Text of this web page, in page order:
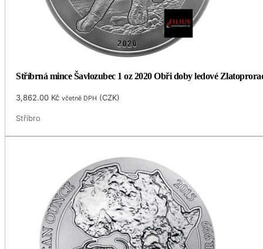
Stříbrná mince Šavlozubec 1 oz 2020 Obři doby ledové
3,862.00 Kč včetně DPH (CZK)
Stříbro